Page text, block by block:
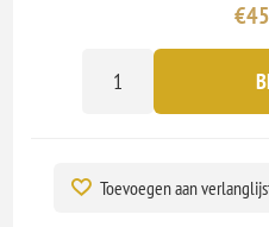
Toevoegen aan